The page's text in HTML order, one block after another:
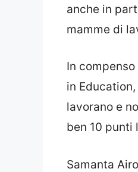
anche in
mamme di
In
in
lavorano e
ben 10 punti
Samanta